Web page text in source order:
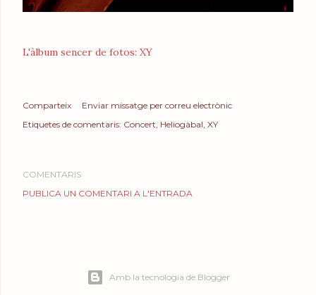
L'àlbum sencer de fotos: XY
Comparteix
Enviar missatge per correu electrònic
Etiquetes de comentaris: Concert Heliogàbal XY
COMENTARIS
PUBLICA UN COMENTARI A L'ENTRADA
Amb la tecnologia de Blogger